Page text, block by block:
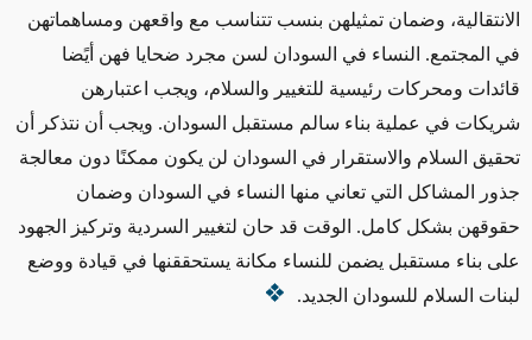
الانتقالية، وضمان تمثيلهن بنسب تتناسب مع واقعهن ومساهماتهن
في المجتمع. النساء في السودان لسن مجرد ضحايا فهن أيًضا
قائدات ومحركات رئيسية للتغيير والسلام، ويجب اعتبارهن
شريكات في عملية بناء سالم مستقبل السودان. ويجب أن نتذكر أن
تحقيق السلام والاستقرار في السودان لن يكون ممكنًا دون معالجة
جذور المشاكل التي تعاني منها النساء في السودان وضمان
حقوقهن بشكل كامل. الوقت قد حان لتغيير السردية وتركيز الجهود
على بناء مستقبل يضمن للنساء مكانة يستحققنها في قيادة ووضع
لبنات السلام للسودان الجديد.